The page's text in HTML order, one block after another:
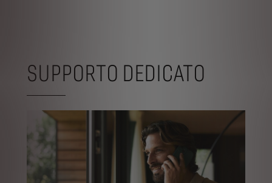
SUPPORTO DEDICATO